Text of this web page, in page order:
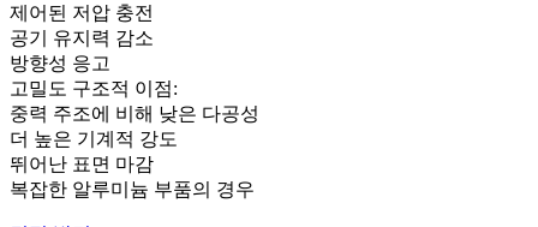
제어된 저압 충전
공기 유지력 감소
방향성 응고
고밀도 구조적 이점:
중력 주조에 비해 낮은 다공성
더 높은 기계적 강도
뛰어난 표면 마감
복잡한 알루미늄 부품의 경우